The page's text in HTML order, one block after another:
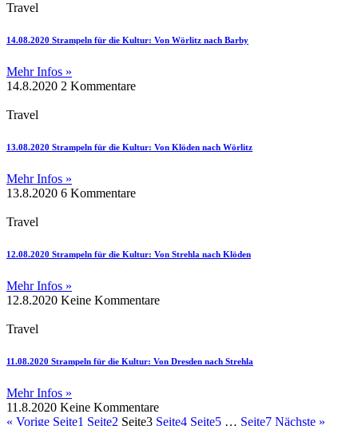
Travel
14.08.2020 Strampeln für die Kultur: Von Wörlitz nach Barby
Mehr Infos »
14.8.2020 2 Kommentare
Travel
13.08.2020 Strampeln für die Kultur: Von Klöden nach Wörlitz
Mehr Infos »
13.8.2020 6 Kommentare
Travel
12.08.2020 Strampeln für die Kultur: Von Strehla nach Klöden
Mehr Infos »
12.8.2020 Keine Kommentare
Travel
11.08.2020 Strampeln für die Kultur: Von Dresden nach Strehla
Mehr Infos »
11.8.2020 Keine Kommentare
« Vorige Seite1 Seite2 Seite3 Seite4 Seite5 … Seite7 Nächste »